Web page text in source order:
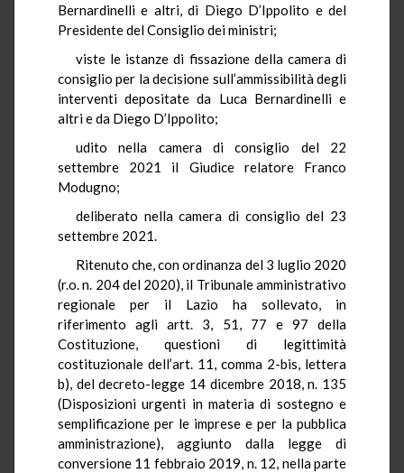
Bernardinelli e altri, di Diego D’Ippolito e del
Presidente del Consiglio dei ministri;
viste le istanze di fissazione della camera di
consiglio per la decisione sull’ammissibilità degli
interventi depositate da Luca Bernardinelli e
altri e da Diego D’Ippolito;
udito nella camera di consiglio del 22
settembre 2021 il Giudice relatore Franco
Modugno;
deliberato nella camera di consiglio del 23
settembre 2021.
Ritenuto che, con ordinanza del 3 luglio 2020
(r.o. n. 204 del 2020), il Tribunale amministrativo
regionale per il Lazio ha sollevato, in
riferimento agli artt. 3, 51, 77 e 97 della
Costituzione, questioni di legittimità
costituzionale dell’art. 11, comma 2-bis, lettera
b), del decreto-legge 14 dicembre 2018, n. 135
(Disposizioni urgenti in materia di sostegno e
semplificazione per le imprese e per la pubblica
amministrazione), aggiunto dalla legge di
conversione 11 febbraio 2019, n. 12, nella parte